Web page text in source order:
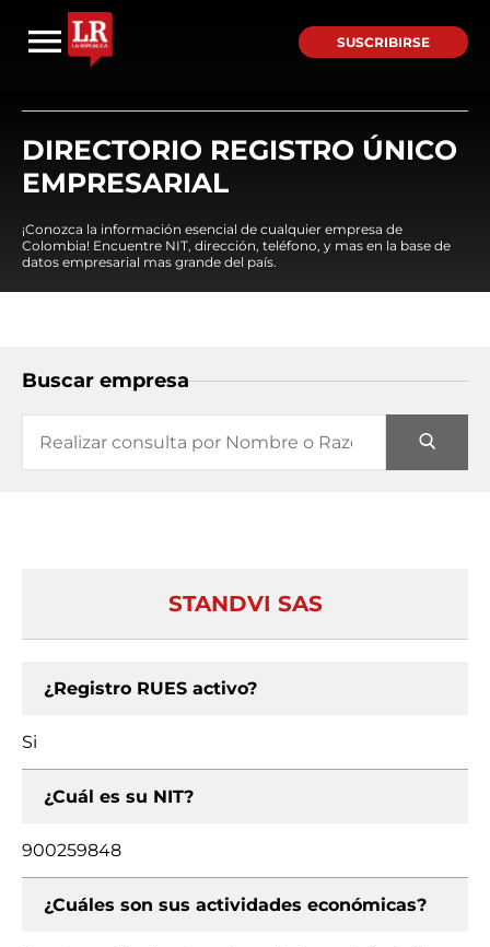
SUSCRIBIRSE
DIRECTORIO REGISTRO ÚNICO
EMPRESARIAL
¡Conozca la información esencial de cualquier empresa de
Colombia! Encuentre NIT, dirección, teléfono, y mas en la base de
datos empresarial mas grande del país.
Buscar empresa
STANDVI SAS
¿Registro RUES activo?
Si
¿Cuál es su NIT?
900259848
¿Cuáles son sus actividades económicas?